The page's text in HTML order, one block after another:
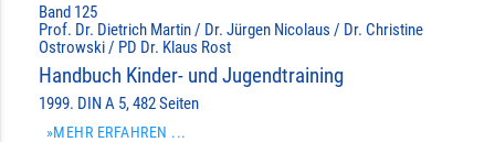
Band 125
Prof. Dr. Dietrich Martin / Dr. Jürgen Nicolaus / Dr. Christine
Ostrowski / PD Dr. Klaus Rost
Handbuch Kinder- und Jugendtraining
1999. DIN A 5, 482 Seiten
»MEHR ERFAHREN ...